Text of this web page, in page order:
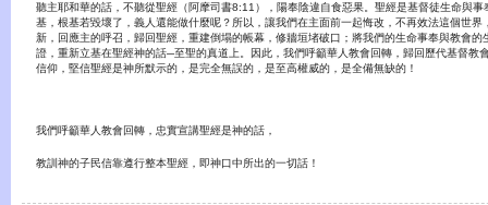
聽主耶和華的話，不聽從聖經（阿摩司書8:11），陽奉陰違自食惡果。聖經是基督徒生命與事
基，根基若毀壞了，義人還能做什麼呢？所以，讓我們在主面前一起悔改，不再效法這個世界
新，回應主的呼召，歸回聖經，重建倒塌的帳幕，修牆垣堵破口；將我們的生命事奉與教會的
證，重新立基在聖經神的話─至聖的真道上。因此，我們呼籲華人教會回轉，歸回歷代基督教
信仰，堅信聖經是神所默示的，是完全無誤的，是至高權威的，是全備無缺的！
我們呼籲華人教會回轉，忠實宣講聖經是神的話，
教訓神的子民信靠遵行整本聖經，即神口中所出的一切話！